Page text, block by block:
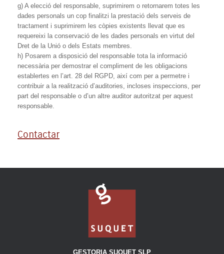
g) A elecció del responsable, suprimirem o retornarem totes les
dades personals un cop finalitzi la prestació dels serveis de
tractament i suprimirem les còpies existents llevat que es
requereixi la conservació de les dades personals en virtut del
Dret de la Unió o dels Estats membres.
h) Posarem a disposició del responsable tota la informació
necessària per demostrar el compliment de les obligacions
establertes en l’art. 28 del RGPD, així com per a permetre i
contribuir a la realització d’auditories, incloses inspeccions, per
part del responsable o d’un altre auditor autoritzat per aquest
responsable.
Contactar
GESTORIA SUQUET SLP